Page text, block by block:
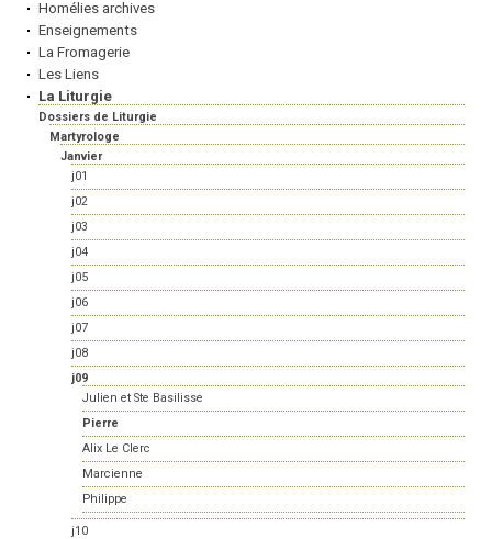
Homélies archives
Enseignements
La Fromagerie
Les Liens
La Liturgie
Dossiers de Liturgie
Martyrologe
Janvier
j01
j02
j03
j04
j05
j06
j07
j08
j09
Julien et Ste Basilisse
Pierre
Alix Le Clerc
Marcienne
Philippe
j10